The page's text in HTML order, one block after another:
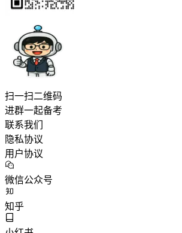
扫一扫二维码
进群一起备考
联系我们
隐私协议
用户协议
微信公众号
知乎